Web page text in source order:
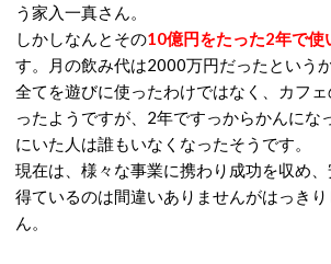
う家入一真さん。
しかしなんとその10億円をたった2年で使
す。
月の飲み代は2000万円だったという
全てを遊びに使ったわけではなく、カフ
ったようですが、 2年ですっからかんにな
にいた人は誰もいなくなったそうです。
現在は、様々な事業に携わり成功を収め
得ているのは間違いありませんがはっき
ん。